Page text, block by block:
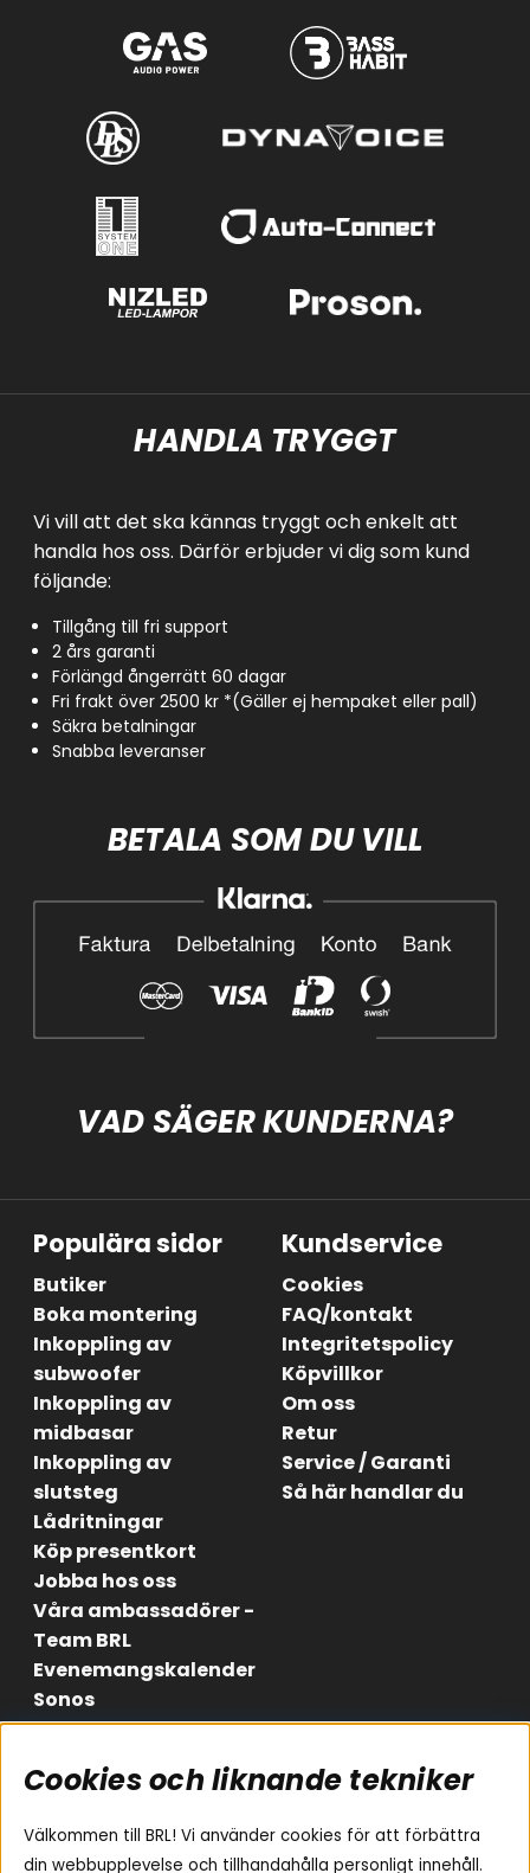
HANDLA TRYGGT
Vi vill att det ska kännas tryggt och enkelt att
handla hos oss. Därför erbjuder vi dig som kund
följande:
Tillgång till fri support
2 års garanti
Förlängd ångerrätt 60 dagar
Fri frakt över 2500 kr *(Gäller ej hempaket eller pall)
Säkra betalningar
Snabba leveranser
BETALA SOM DU VILL
VAD SÄGER KUNDERNA?
Populära sidor
Butiker
Boka montering
Inkoppling av
subwoofer
Inkoppling av
midbasar
Inkoppling av
slutsteg
Lådritningar
Köp presentkort
Jobba hos oss
Våra ambassadörer -
Team BRL
Evenemangskalender
Sonos
Kundservice
Cookies
FAQ/kontakt
Integritetspolicy
Köpvillkor
Om oss
Retur
Service / Garanti
Så här handlar du
Områden
Billjud
Hemmaljud
Följ oss
Instagram
Facebook
Cookies och liknande tekniker
Välkommen till BRL! Vi använder cookies för att förbättra
din webbupplevelse och tillhandahålla personligt innehåll.